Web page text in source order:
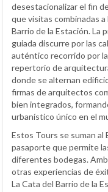
desestacionalizar el fin
que visitas combinadas
Barrio de la Estación. La
guiada discurre por las
auténtico recorrido por
repertorio de
donde se alternan
firmas de arquitectos
bien integrados,
urbanístico único en el
Estos Tours se suman al
pasaporte que permite
diferentes bodegas.
otras experiencias de
La Cata del Barrio de la